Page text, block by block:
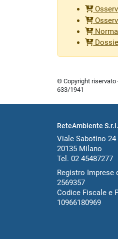
© Copyright riservato
633/1941
ReteAmbiente S.r.l.
Viale Sabotino 24
20135 Milano
Tel. 02 45487277
Registro Imprese
2569357
Codice Fiscale e
10966180969